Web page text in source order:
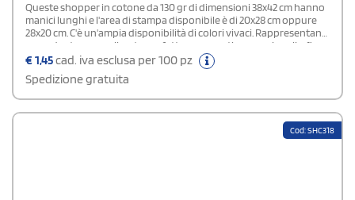
Queste shopper in cotone da 130 gr di dimensioni 38x42 cm hanno
manici lunghi e l'area di stampa disponibile è di 20x28 cm oppure
28x20 cm. C'è un'ampia disponibilità di colori vivaci. Rappresentano
un gadget personalizzato perfetto per eventi promozionali e fiere
di settore. Ordinale subito su Stampasi.it.
€1,45cad. iva esclusa per 100 pz
Spedizione gratuita
Cod: SHC318